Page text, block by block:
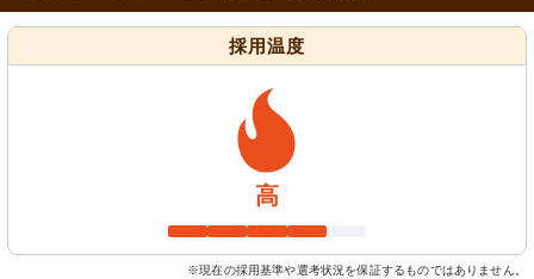
採用温度
高
※現在の採用基準や選考状況を保証するものではありません。